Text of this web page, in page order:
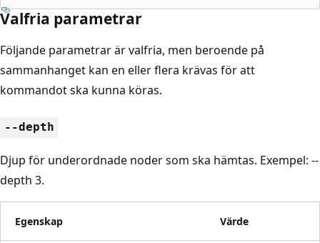
Valfria parametrar
Följande parametrar är valfria, men beroende på
sammanhanget kan en eller flera krävas för att
kommandot ska kunna köras.
--depth
Djup för underordnade noder som ska hämtas. Exempel: --
depth 3.
Egenskap Värde